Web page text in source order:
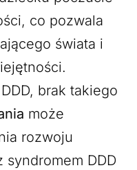
co pozwala
świata i
brak takiego
może
rozwoju
DDD